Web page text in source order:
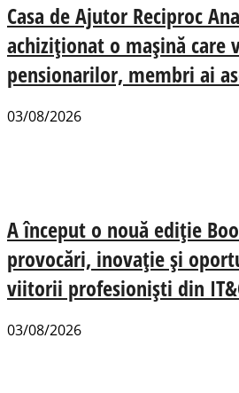
Casa de Ajutor Reciproc
achiziționat o mașină care
pensionarilor, membri ai
03/08/2026
A început o nouă ediție
provocări, inovație și
viitorii profesioniști din
03/08/2026